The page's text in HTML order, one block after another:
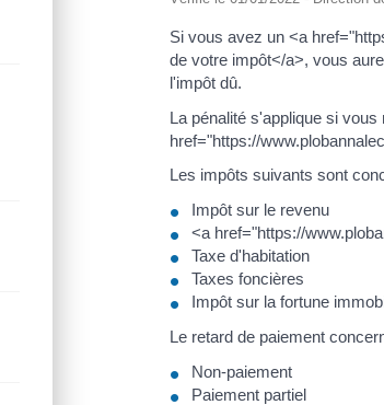
Si vous avez un <a
de votre impôt</a>, vous
l'impôt dû.
La pénalité s'applique si
href="https://
Les impôts suivants sont
Impôt sur le revenu
<a href="https://
Taxe d'habitation
Taxes foncières
Impôt sur la fortune
Le retard de paiement
Non-paiement
Paiement partiel